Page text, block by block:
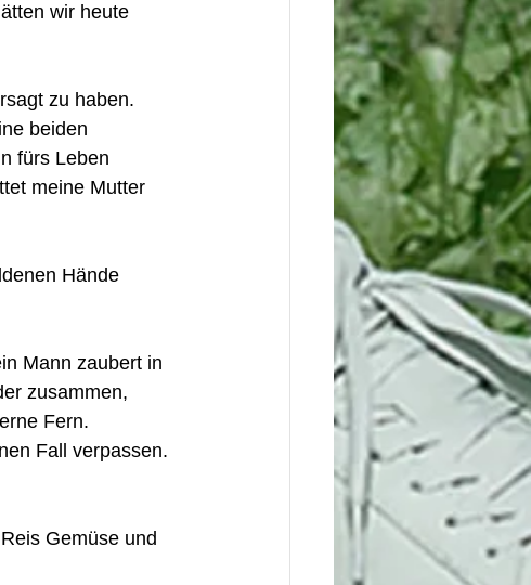
wir heute
zu haben.
beiden
fürs Leben
meine Mutter
Hände
Mann zaubert in
zusammen,
Fern.
Fall verpassen.
Gemüse und